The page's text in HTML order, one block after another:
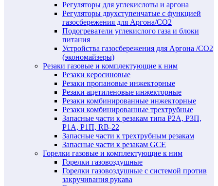
Регуляторы для углекислоты и аргона
Регуляторы двухступенчатые c функцией
газосбережения для Аргона/СО2
Подогреватели углекислого газа и блоки
питания
Устройства газосбережения для Аргона /СО2
(экономайзеры)
Резаки газовые и комплектующие к ним
Резаки керосиновые
Резаки пропановые инжекторные
Резаки ацетиленовые инжекторные
Резаки комбинированные инжекторные
Резаки комбинированные трехтрубные
Запасные части к резакам типа Р2А, Р3П,
Р1А, Р1П, RB-22
Запасные части к трехтрубным резакам
Запасные части к резакам GCE
Горелки газовые и комплектующие к ним
Горелки газовоздушные
Горелки газовоздушные с системой против
закручивания рукава